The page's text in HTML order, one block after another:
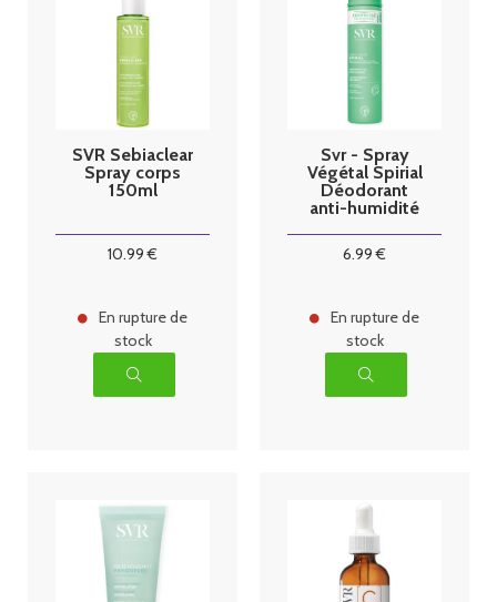
SVR Sebiaclear
Spray corps
150ml
10.99 €
En rupture de
stock
Svr - Spray
Végétal Spirial
Déodorant
anti-humidité
6.99 €
En rupture de
stock